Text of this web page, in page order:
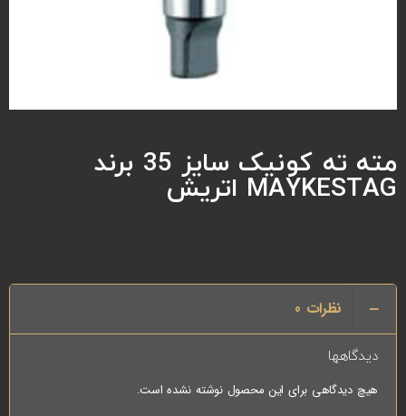
مته ته کونیک سایز 35 برند
MAYKESTAG اتریش
نظرات 0
دیدگاهها
هیچ دیدگاهی برای این محصول نوشته نشده است.